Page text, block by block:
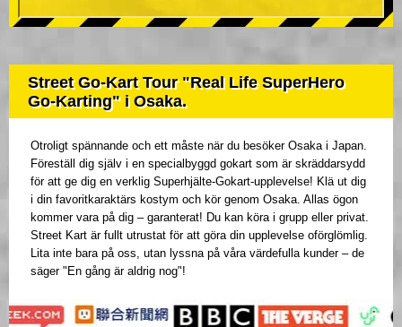
Street Go-Kart Tour "Real Life SuperHero
Go-Karting" i Osaka.
Otroligt spännande och ett måste när du besöker Osaka i Japan.
Föreställ dig själv i en specialbyggd gokart som är skräddarsydd
för att ge dig en verklig Superhjälte-Gokart-upplevelse! Klä ut dig
i din favoritkaraktärs kostym och kör genom Osaka. Allas ögon
kommer vara på dig – garanterat! Du kan köra i grupp eller privat.
Street Kart är fullt utrustat för att göra din upplevelse oförglömlig.
Lita inte bara på oss, utan lyssna på våra värdefulla kunder – de
säger "En gång är aldrig nog"!